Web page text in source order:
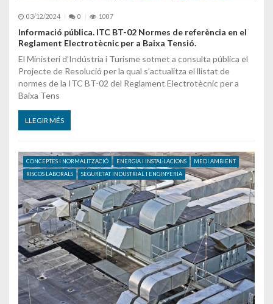
03/12/2024 0 1007
Informació pública. ITC BT-02 Normes de referència en el
Reglament Electrotècnic per a Baixa Tensió.
El Ministeri d’Indústria i Turisme sotmet a consulta pública el
Projecte de Resolució per la qual s’actualitza el llistat de
normes de la ITC BT-02 del Reglament Electrotècnic per a
Baixa Tens
LLEGIR MÉS
CONCEPTES I NORMALITZACIÓ ENERGIA I INSTAL·LACIONS
MEDI AMBIENT
RISCOS LABORALS
SEGURETAT INDUSTRIAL I ENGINYERIA